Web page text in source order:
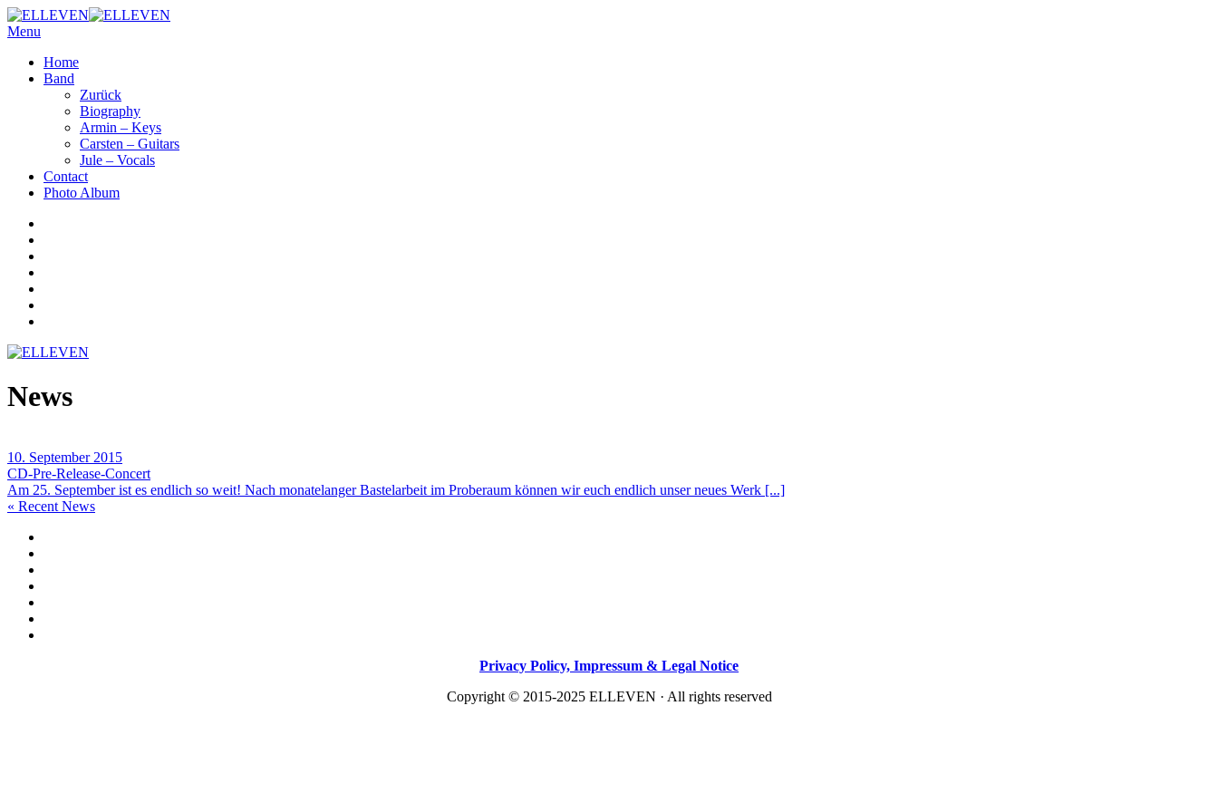
Menu
Home
Band
Zurück
Biography
Armin – Keys
Carsten – Guitars
Jule – Vocals
Contact
Photo Album
News
10. September 2015
CD-Pre-Release-Concert
Am 25. September ist es endlich so weit! Nach monatelanger Bastelarbeit im Proberaum können wir euch endlich unser neues Werk [...]
« Recent News
Privacy Policy, Impressum & Legal Notice
Copyright © 2015-2025 ELLEVEN · All rights reserved